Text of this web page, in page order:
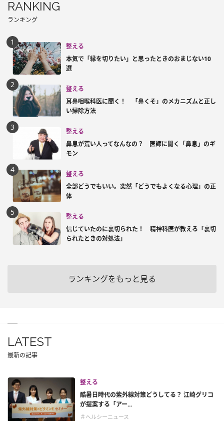
RANKING
ランキング
整える
本気で「縁を切りたい」と思ったときのおまじない10
選
整える
耳鼻咽喉科医に聞く！ 「鼻くそ」のメカニズムと正し
い掃除方法
整える
鼻息が荒い人ってなんなの？ 医師に聞く「鼻息」のギ
モン
整える
全部どうでもいい。突然「どうでもよくなる心理」の正
体
整える
信じていたのに裏切られた！ 精神科医が教える「裏切
られたときの対処法」
ランキングをもっと見る
LATEST
最新の記事
整える
酷暑日時代の紫外線対策どうしてる？ 江崎グリコ
が提案する「アー...
＃ヘルシーニュース